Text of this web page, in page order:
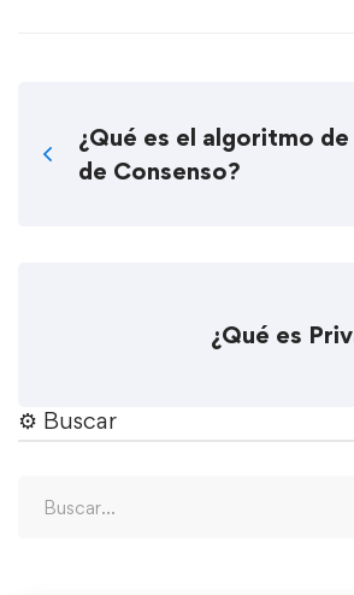
¿Qué es el algoritmo
de Consenso?
¿Qué es
⚙︎ Buscar